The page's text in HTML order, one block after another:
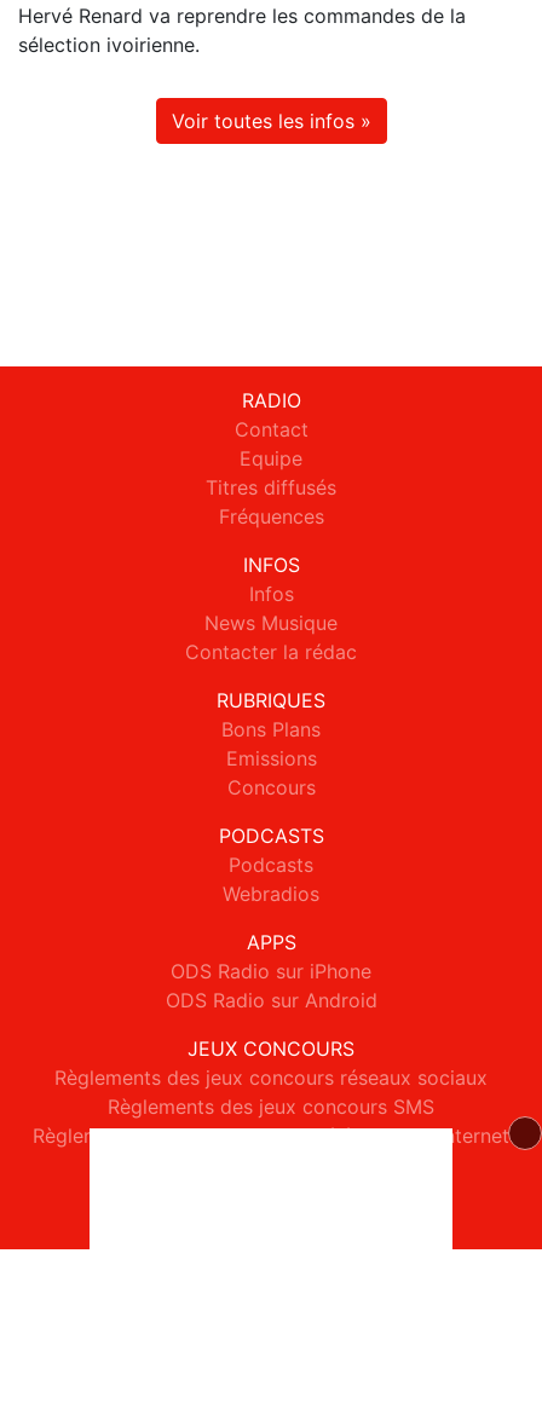
Hervé Renard va reprendre les commandes de la
sélection ivoirienne.
Voir toutes les infos »
RADIO
Contact
Equipe
Titres diffusés
Fréquences
INFOS
Infos
News Musique
Contacter la rédac
RUBRIQUES
Bons Plans
Emissions
Concours
PODCASTS
Podcasts
Webradios
APPS
ODS Radio sur iPhone
ODS Radio sur Android
JEUX CONCOURS
Règlements des jeux concours réseaux sociaux
Règlements des jeux concours SMS
Règlements des jeux concours téléphone et internet